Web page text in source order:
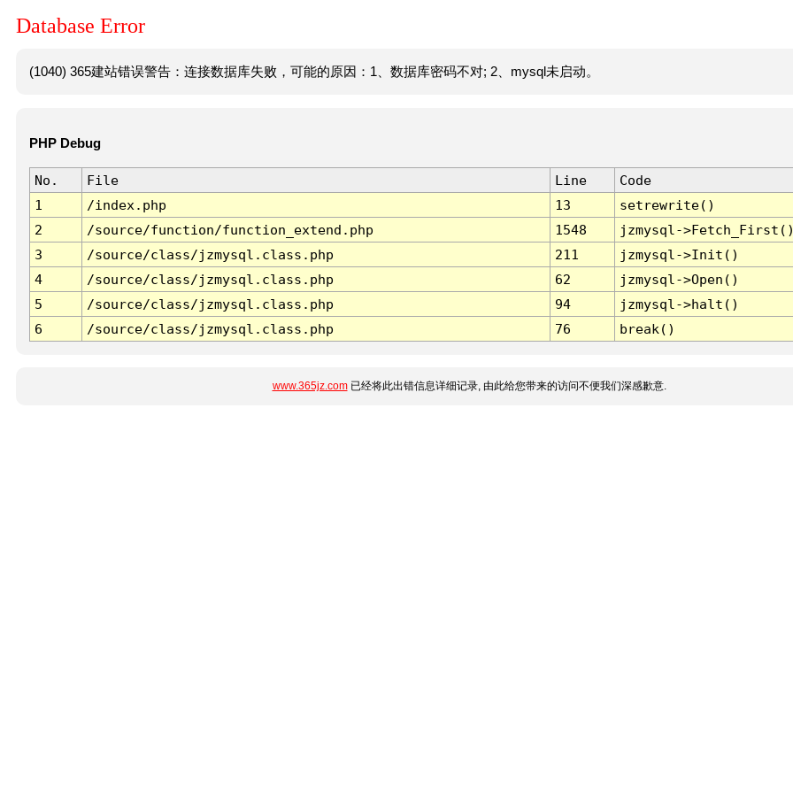
Database Error
(1040) 365建站错误警告：连接数据库失败，可能的原因：1、数据库密码不对; 2、mysql未启动。
PHP Debug
No. File Line
Code
1
/index.php 13
setrewrite()
2
/source/function/function_extend.php 1548
jzmysql-
3
/source/class/jzmysql.class.php 211
jzmysql->Init()
4
/source/class/jzmysql.class.php 62
jzmysql->Open()
5
/source/class/jzmysql.class.php 94
jzmysql->halt()
6
/source/class/jzmysql.class.php 76 break()
www.365jz.com已经将此出错信息详细记录, 由此给您带来的访问不便我们深感歉意.